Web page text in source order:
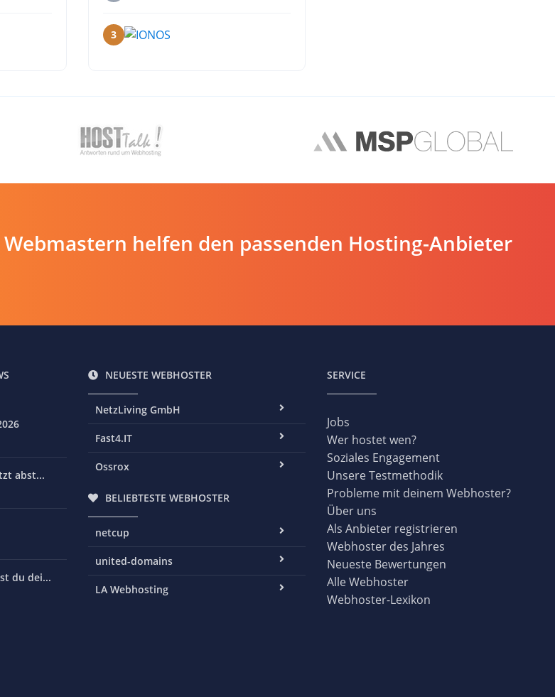
3
helfen den passenden Hosting-Anbieter
abst...
du dei...
NEUESTE WEBHOSTER
NetzLiving GmbH
Fast4.IT
Ossrox
BELIEBTESTE WEBHOSTER
netcup
united-domains
LA Webhosting
SERVICE
Jobs
Wer hostet wen?
Soziales Engagement
Unsere Testmethodik
Probleme mit deinem Webhoster?
Über uns
Als Anbieter registrieren
Webhoster des Jahres
Neueste Bewertungen
Alle Webhoster
Webhoster-Lexikon